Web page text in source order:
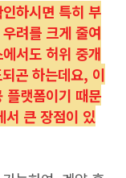
하시면 특히 부
려를 크게 줄여
서도 허위 중개
곤 하는데요, 이
플랫폼이기 때문
서 큰 장점이 있